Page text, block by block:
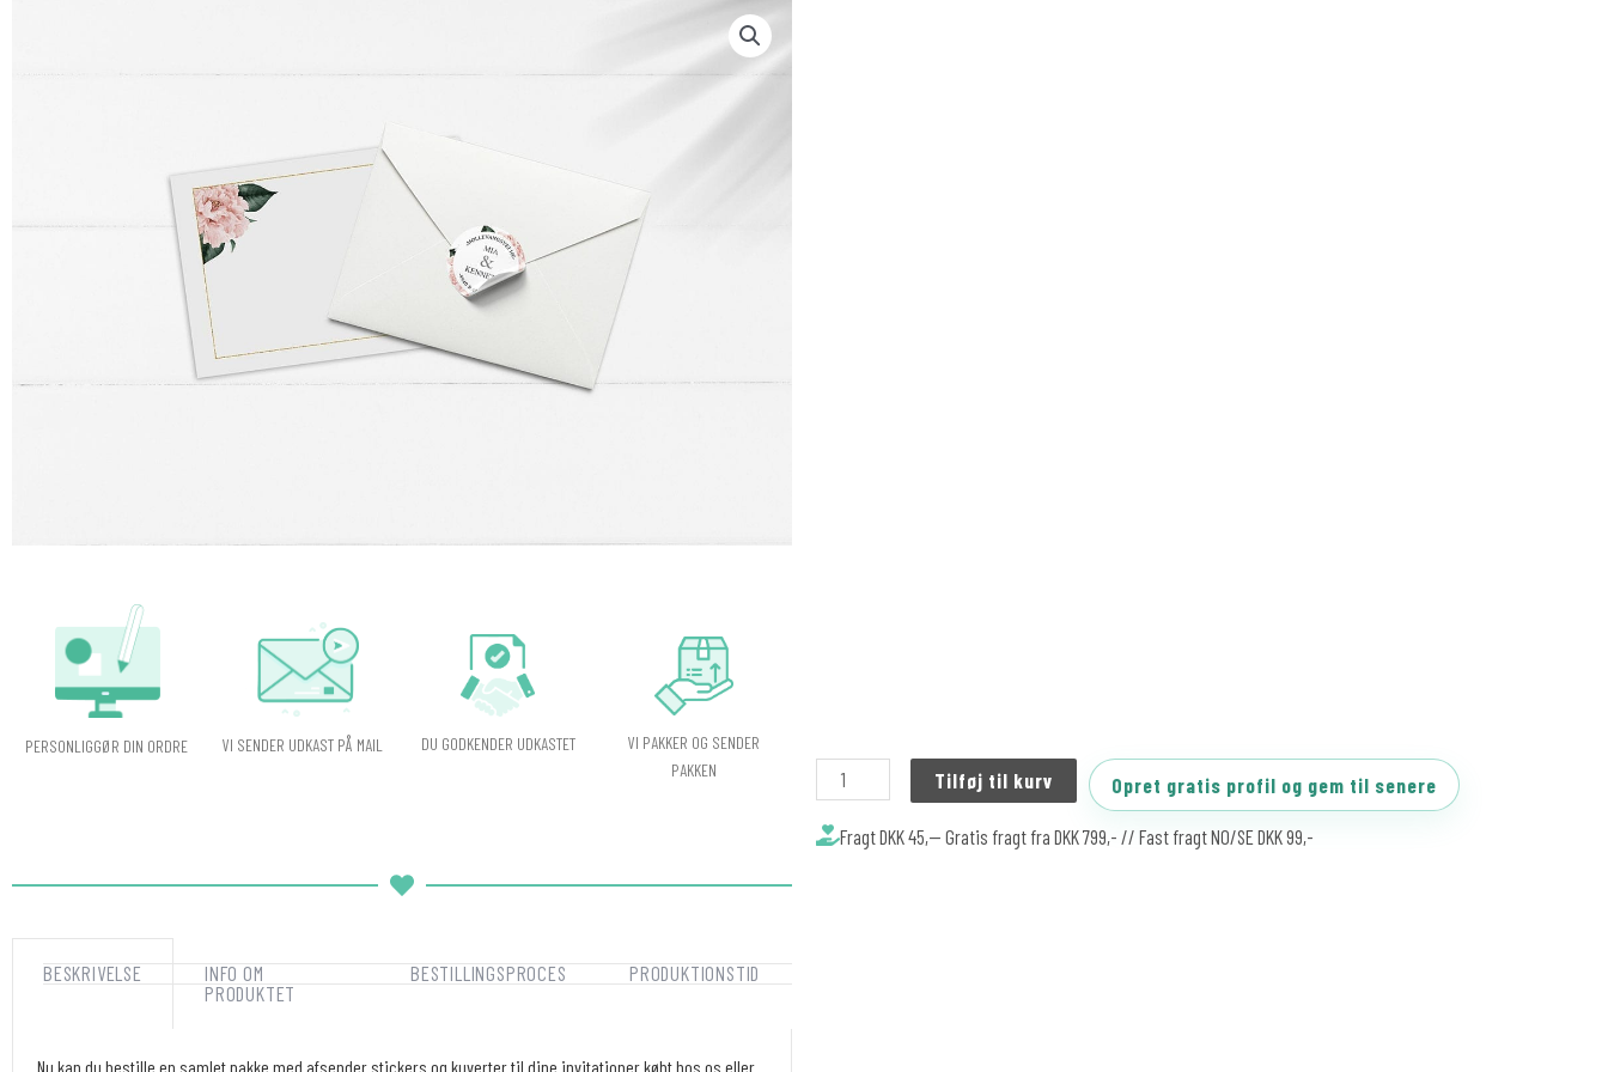
PERSONLIGGØR DIN ORDRE VI SENDER UDKAST PÅ MAIL DU GODKENDER UDKASTET
VI PAKKER OG SENDER
PAKKEN
BESKRIVELSE
INFO OM
PRODUKTET
BESTILLINGSPROCES PRODUKTIONSTID
Nu kan du bestille en samlet pakke med afsender stickers og kuverter til dine invitationer købt hos os eller
Tilføj til kurv Opret gratis profil og gem til senere
Fragt DKK 45,-- Gratis fragt fra DKK 799,- // Fast fragt NO/SE DKK 99,-